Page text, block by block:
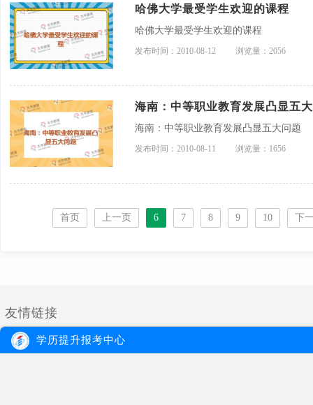
哈佛大学最受学生欢迎的课程
哈佛大学最受学生欢迎的课程
发布时间：2010-08-12 浏览量：2056
海南：中等职业教育发展凸显五
海南：中等职业教育发展凸显五大问题
发布时间：2010-08-11 浏览量：1656
首页 上一页 6 7 8 9 10 下
友情链接
学历提升报考中心